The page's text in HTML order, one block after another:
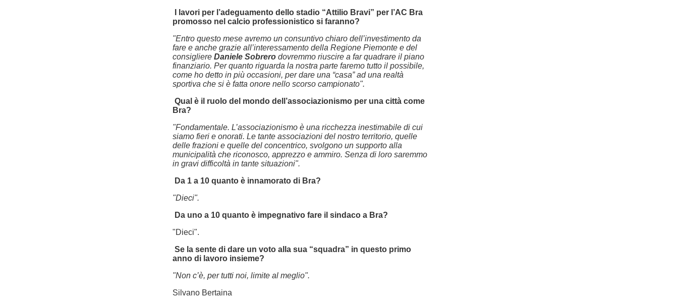
I lavori per l’adeguamento dello stadio “Attilio Bravi” per l’AC Bra
promosso nel calcio professionistico si faranno?
"Entro questo mese avremo un consuntivo chiaro dell’investimento da
fare e anche grazie all’interessamento della Regione Piemonte e del
consigliere Daniele Sobrero dovremmo riuscire a far quadrare il piano
finanziario. Per quanto riguarda la nostra parte faremo tutto il possibile,
come ho detto in più occasioni, per dare una “casa” ad una realtà
sportiva che si è fatta onore nello scorso campionato".
Qual è il ruolo del mondo dell’associazionismo per una città come
Bra?
"Fondamentale. L’associazionismo è una ricchezza inestimabile di cui
siamo fieri e onorati. Le tante associazioni del nostro territorio, quelle
delle frazioni e quelle del concentrico, svolgono un supporto alla
municipalità che riconosco, apprezzo e ammiro. Senza di loro saremmo
in gravi difficoltà in tante situazioni".
Da 1 a 10 quanto è innamorato di Bra?
"Dieci".
Da uno a 10 quanto è impegnativo fare il sindaco a Bra?
"Dieci".
Se la sente di dare un voto alla sua “squadra” in questo primo
anno di lavoro insieme?
"Non c’è, per tutti noi, limite al meglio".
Silvano Bertaina